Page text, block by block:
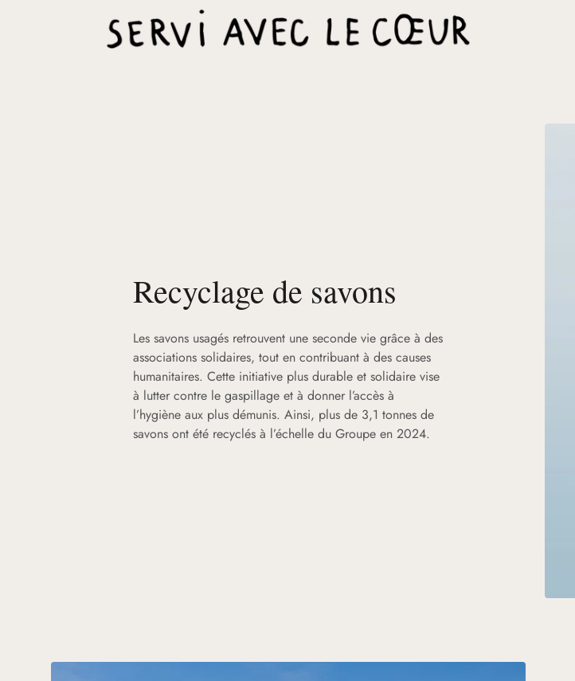
Recyclage de savons
Les savons usagés retrouvent une seconde vie grâce à des
associations solidaires, tout en contribuant à des causes
humanitaires. Cette initiative plus durable et solidaire vise
à lutter contre le gaspillage et à donner l’accès à
l’hygiène aux plus démunis. Ainsi, plus de 3,1 tonnes de
savons ont été recyclés à l’échelle du Groupe en 2024.